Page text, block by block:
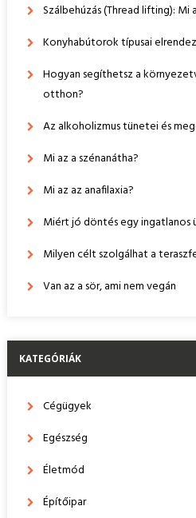
Szálbehúzás (Thread lifting): Mi
Konyhabútorok típusai
Hogyan segíthetsz a
otthon?
Az alkoholizmus tünetei és
Mi az a szénanátha?
Mi az az anafilaxia?
Miért jó döntés egy ingatlanos
Milyen célt szolgálhat a
Van az a sör, ami nem vegán
KATEGÓRIÁK
Cégügyek
Egészség
Életmód
Építőipar